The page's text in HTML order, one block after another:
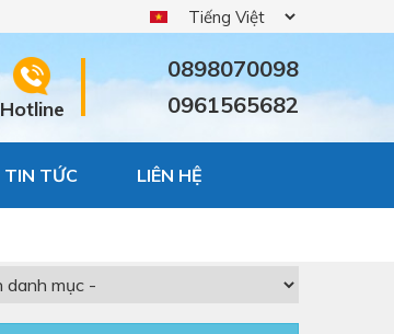
Hotline
0898070098
0961565682
TIN TỨC LIÊN HỆ